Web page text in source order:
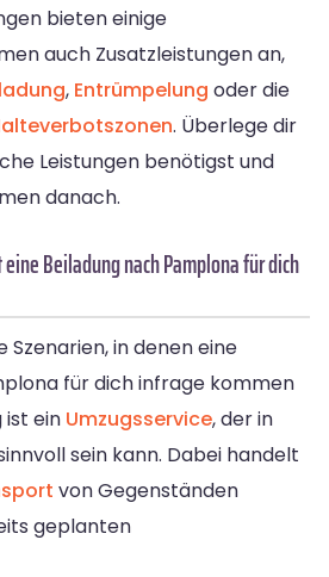
bieten einige
auch Zusatzleistungen an,
, Entrümpelung oder die
. Überlege dir
Leistungen benötigst und
danach.
Beiladung nach Pamplona für dich
Szenarien, in denen eine
für dich infrage kommen
ist ein Umzugsservice, der in
sein kann. Dabei handelt
von Gegenständen
geplanten